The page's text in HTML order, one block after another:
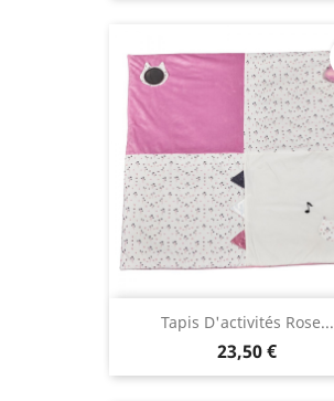
Tapis D'activités Rose...
23,50 €